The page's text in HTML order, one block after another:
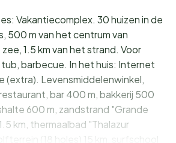
Vakantiecomplex. 30 huizen in de
500 m van het centrum van
zee, 1.5 km van het strand. Voor
barbecue. In het huis: Internet
(extra). Levensmiddelenwinkel,
bar 400 m, bakkerij 500
600 m, zandstrand "Grande
km, thermaalbad "Thalazur
(18 holes) 15 km, surfschool